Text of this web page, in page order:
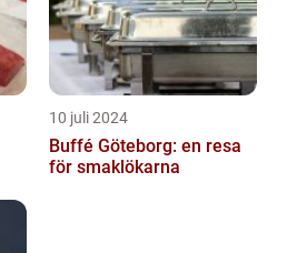
10 juli 2024
Buffé Göteborg: en resa
för smaklökarna